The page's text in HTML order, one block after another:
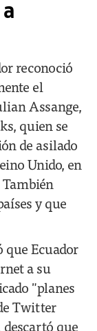
reconoció
el
Assange,
quien se
de asilado
Unido, en
y que
que Ecuador
a su
"planes
Twitter
descartó que